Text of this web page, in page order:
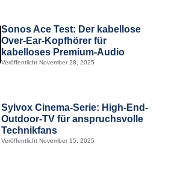
Sonos Ace Test: Der kabellose
Over-Ear-Kopfhörer für
kabelloses Premium-Audio
Veröffentlicht November 28, 2025
Sylvox Cinema-Serie: High-End-
Outdoor-TV für anspruchsvolle
Technikfans
Veröffentlicht November 15, 2025